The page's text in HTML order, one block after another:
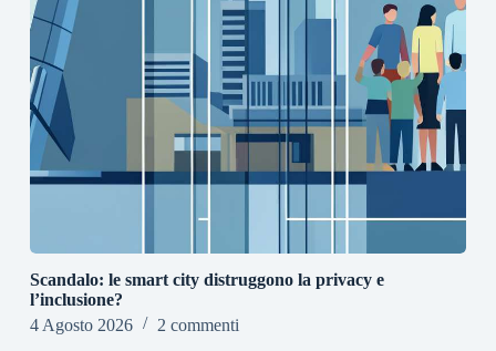
Scandalo: le smart city distruggono la privacy e
l’inclusione?
4 Agosto 2026
2 commenti